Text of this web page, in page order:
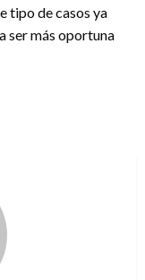
tipo de casos ya
ser más oportuna